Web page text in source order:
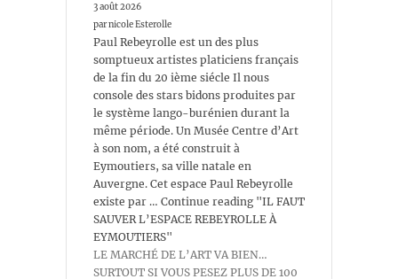
3 août 2026
par nicole Esterolle
Paul Rebeyrolle est un des plus
somptueux artistes platiciens français
de la fin du 20 ième siécle Il nous
console des stars bidons produites par
le système lango-burénien durant la
même période. Un Musée Centre d’Art
à son nom, a été construit à
Eymoutiers, sa ville natale en
Auvergne. Cet espace Paul Rebeyrolle
existe par … Continue reading "IL FAUT
SAUVER L’ESPACE REBEYROLLE À
EYMOUTIERS"
LE MARCHÉ DE L’ART VA BIEN…
SURTOUT SI VOUS PESEZ PLUS DE 100